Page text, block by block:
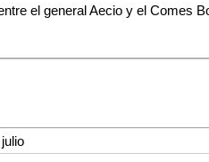
el general Aecio y el Comes